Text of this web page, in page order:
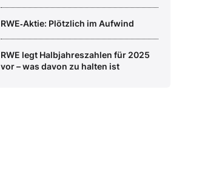
RWE‑Aktie: Plötzlich im Aufwind
RWE legt Halbjahreszahlen für 2025
vor – was davon zu halten ist